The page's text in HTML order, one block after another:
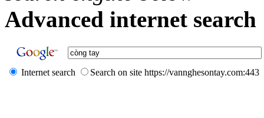
Advanced internet search
Internet search Search on site https://vannghesontay.com:443